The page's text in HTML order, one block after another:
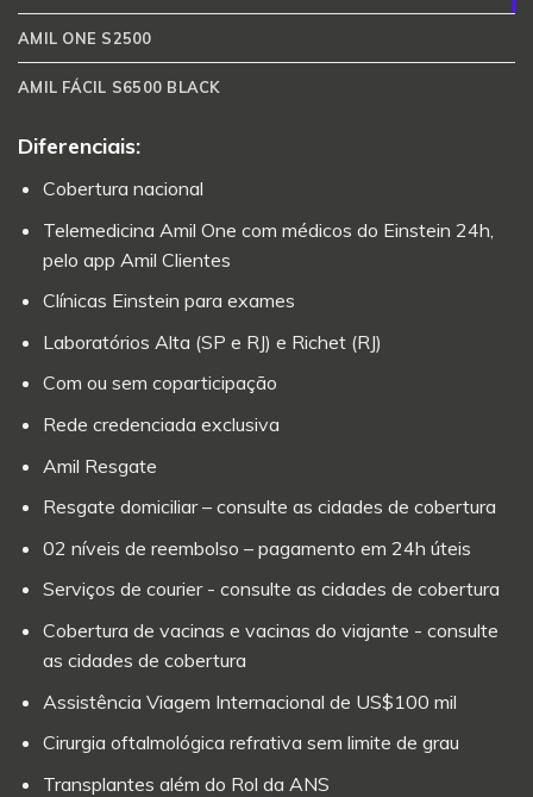
AMIL ONE S2500
AMIL FÁCIL S6500 BLACK
Diferenciais:
Cobertura nacional
Telemedicina Amil One com médicos do Einstein 24h,
pelo app Amil Clientes
Clínicas Einstein para exames
Laboratórios Alta (SP e RJ) e Richet (RJ)
Com ou sem coparticipação
Rede credenciada exclusiva
Amil Resgate
Resgate domiciliar – consulte as cidades de cobertura
02 níveis de reembolso – pagamento em 24h úteis
Serviços de courier - consulte as cidades de cobertura
Cobertura de vacinas e vacinas do viajante - consulte
as cidades de cobertura
Assistência Viagem Internacional de US$100 mil
Cirurgia oftalmológica refrativa sem limite de grau
Transplantes além do Rol da ANS